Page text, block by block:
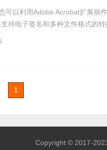
可以利用Adobe Acrobat扩展插
持电子签名和多种文件格式的转
1
Copyright © 2017-